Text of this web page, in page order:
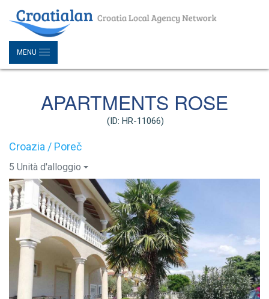
MENU
APARTMENTS ROSE
(ID: HR-11066)
Croazia / Poreč
5 Unità d'alloggio